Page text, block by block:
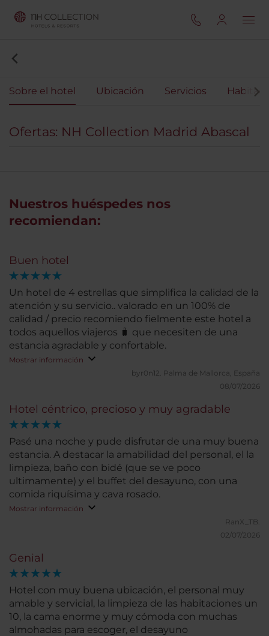
Sobre el hotel Ubicación Servicios
Ofertas: NH Collection Madrid Abascal
Nuestros huéspedes nos
recomiendan:
Buen hotel
Un hotel de 4 estrellas que simplifica la calidad de la
atención y su servicio.. valorado en un 100% de
calidad / precio recomiendo fielmente este hotel a
todos aquellos viajeros 🧳 que necesiten de una
estancia agradable y confortable.
Mostrar información
byr0n12.
Palma de Mallorca, España
08/07/2026
Hotel céntrico, precioso y muy agradable
Pasé una noche y pude disfrutar de una muy buena
estancia. A destacar la amabilidad del personal, el la
limpieza, baño con bidé (que se ve poco
ultimamente) y el buffet del desayuno, con una
comida riquísima y cava rosado.
Mostrar información
RanX_TB.
02/07/2026
Genial
Hotel con muy buena ubicación, el personal muy
amable y servicial, la limpieza de las habitaciones un
10, la cama enorme y muy cómoda con muchas
almohadas para escoger, el desayuno